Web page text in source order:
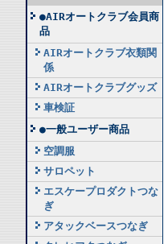
●AIRオートクラブ会員商
品
AIRオートクラブ衣類関
係
AIRオートクラブグッズ
車検証
●一般ユーザー商品
空調服
サロペット
エスケープロダクトつな
ぎ
アタックベースつなぎ